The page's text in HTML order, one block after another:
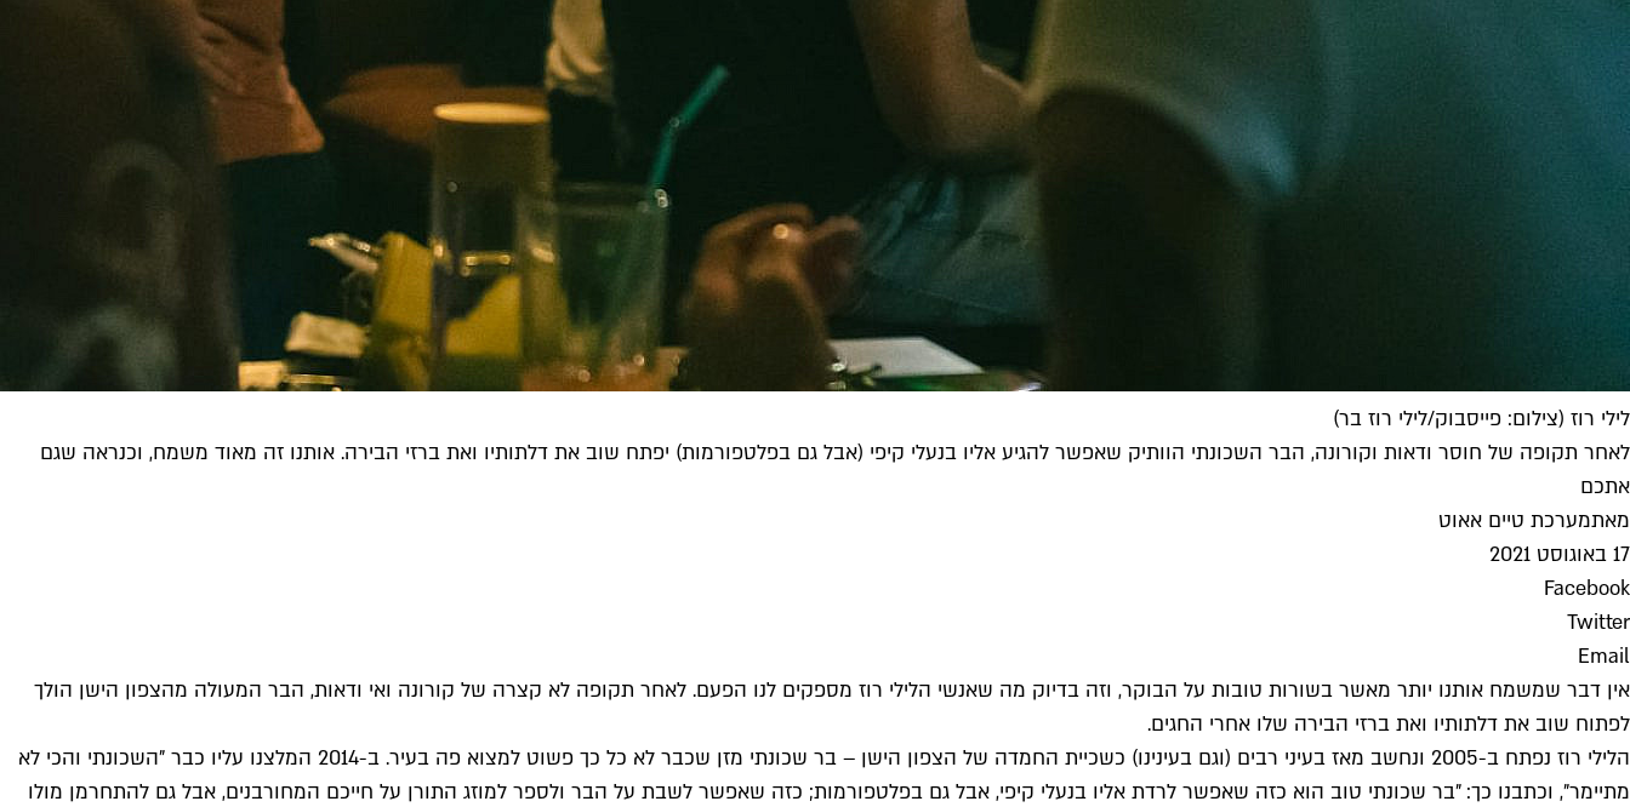
לילי רוז (צילום: פייסבוק/לילי רוז בר)
לאחר תקופה של חוסר ודאות וקורונה, הבר השכונתי הוותיק שאפשר להגיע אליו בנעלי קיפי (אבל גם בפלטפורמות) יפתח שוב את דלתותיו ואת ברזי הבירה. אותנו זה מאוד משמח, וכנראה שגם
אתכם
מאתמערכת טיים אאוט
17 באוגוסט 2021
Facebook
Twitter
Email
אין דבר שמשמח אותנו יותר מאשר בשורות טובות על הבוקר, וזה בדיוק מה שאנשי הלילי רוז מספקים לנו הפעם. לאחר תקופה לא קצרה של קורונה ואי ודאות, הבר המעולה מהצפון הישן הולך
לפתוח שוב את דלתותיו ואת ברזי הבירה שלו אחרי החגים.
הלילי רוז נפתח ב-2005 ונחשב מאז בעיני רבים (וגם בעינינו) כשכיית החמדה של הצפון הישן – בר שכונתי מזן שכבר לא כל כך פשוט למצוא פה בעיר. ב-2014 המלצנו עליו כבר "השכונתי והכי לא
מתיימר", וכתבנו כך: "בר שכונתי טוב הוא כזה שאפשר לרדת אליו בנעלי קיפי, אבל גם בפלטפורמות; כזה שאפשר לשבת על הבר ולספר למוזג התורן על חייכם המחורבנים, אבל גם להתחרמן מולו